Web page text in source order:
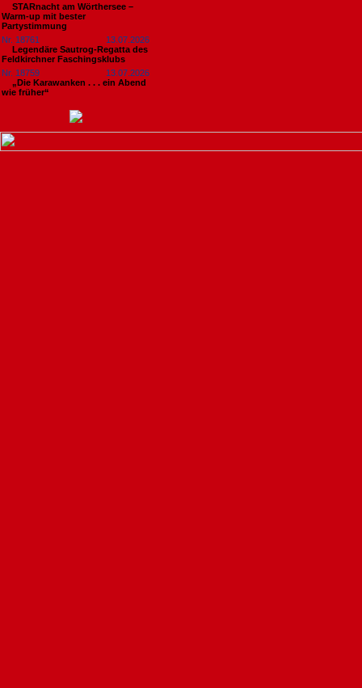
STARnacht am Wörthersee –
Warm-up mit bester
Partystimmung
Nr. 18761
13.07.2026
Legendäre Sautrog-Regatta des
Feldkirchner Faschingsklubs
Nr. 18759
13.07.2026
„Die Karawanken . . . ein Abend
wie früher“